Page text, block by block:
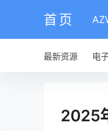
首页
最新资源 电
2025